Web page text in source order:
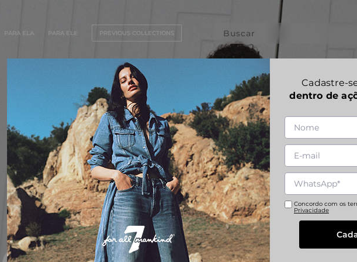
PARA ELA PARA ELE PREVIOUS COLLECTIONS
Cadastre-
dentro de
Concordo com os
Privacidade